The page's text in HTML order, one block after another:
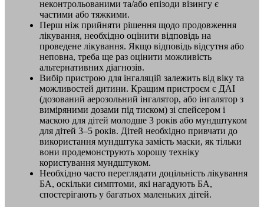
неконтрольованими та/або епізоди візингу є
частими або тяжкими.
Перш ніж прийняти рішення щодо продовження
лікування, необхідно оцінити відповідь на
проведене лікування. Якщо відповідь відсутня або
неповна, треба ще раз оцінити можливість
альтернативних діагнозів.
Вибір пристрою для інгаляцій залежить від віку та
можливостей дитини. Кращим пристроєм є ДАІ
(дозований аерозольний інгалятор, або інгалятор з
виміряними дозами під тиском) зі спейсером і
маскою для дітей молодше 3 років або мундштуком
для дітей 3–5 років. Дітей необхідно привчати до
використання мундштука замість маски, як тільки
вони продемонструють хорошу техніку
користування мундштуком.
Необхідно часто переглядати доцільність лікування
БА, оскільки симптоми, які нагадують БА,
спостерігають у багатьох маленьких дітей.